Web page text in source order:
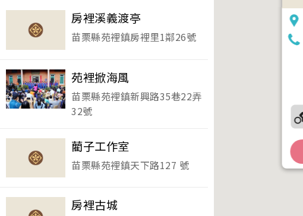
房裡溪義渡亭
苗栗縣苑裡鎮房裡里1鄰26號
苑裡掀海風
苗栗縣苑裡鎮新興路35巷22弄
32號
藺子工作室
苗栗縣苑裡鎮天下路127 號
房裡古城